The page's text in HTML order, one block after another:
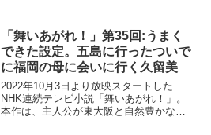
作。激動の時代の中、...
「舞いあがれ！」第35回:うまく
できた設定。五島に行ったついで
に福岡の母に会いに行く久留美
2022年10月3日より放映スタートした
NHK連続テレビ小説「舞いあがれ！」。
本作は、主人公が東大阪と自然豊かな長